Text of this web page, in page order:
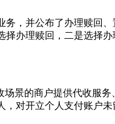
，并公布了办理赎回
办理赎回，二是选择
景的商户提供代收服
对开立个人支付账户